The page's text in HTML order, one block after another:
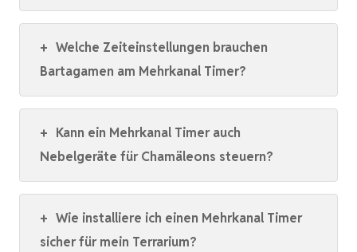
+ Welche Zeiteinstellungen brauchen
Bartagamen am Mehrkanal Timer?
+ Kann ein Mehrkanal Timer auch
Nebelgeräte für Chamäleons steuern?
+ Wie installiere ich einen Mehrkanal Timer
sicher für mein Terrarium?